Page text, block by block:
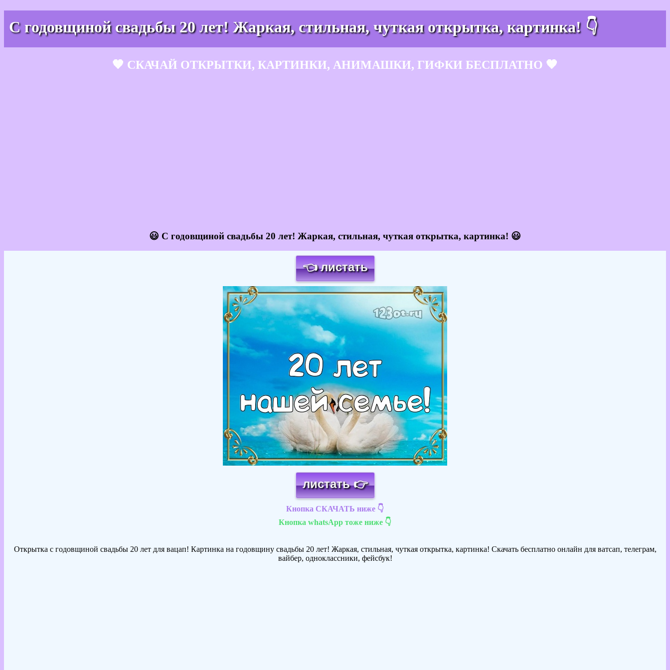
С годовщиной свадьбы 20 лет! Жаркая, стильная, чуткая открытка, картинка! 👇
🧡 СКАЧАЙ ОТКРЫТКИ, КАРТИНКИ, АНИМАШКИ, ГИФКИ БЕСПЛАТНО 🧡
😃 С годовщиной свадьбы 20 лет! Жаркая, стильная, чуткая открытка, картинка! 😃
👈 листать
Загрузка картинки...
листать 👉
Кнопка СКАЧАТЬ ниже 👇
Кнопка whatsApp тоже ниже 👇
Открытка с годовщиной свадьбы 20 лет для вацап! Картинка на годовщину свадьбы 20 лет! Жаркая, стильная, чуткая открытка, картинка! Скачать бесплатно онлайн для ватсап, телеграм,
вайбер, одноклассники, фейсбук!